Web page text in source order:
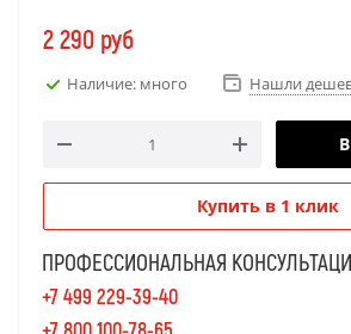
2 290 руб
Наличие: много Нашли
Купить в 1 клик
ПРОФЕССИОНАЛЬНАЯ
+7 499 229-39-40